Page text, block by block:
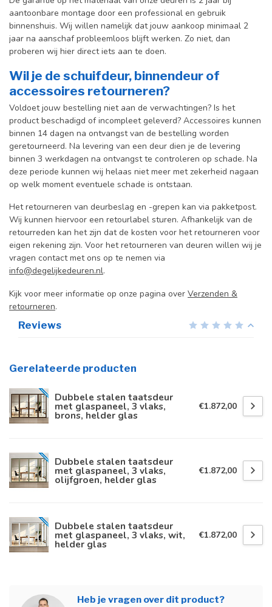
aantoonbare montage door een professional en gebruik
binnenshuis. Wij willen namelijk dat jouw aankoop minimaal 2
jaar na aanschaf probleemloos blijft werken. Zo niet, dan
proberen wij hier direct iets aan te doen.
Wil je de schuifdeur, binnendeur of
accessoires retourneren?
Voldoet jouw bestelling niet aan de verwachtingen? Is het
product beschadigd of incompleet geleverd? Accessoires kunnen
binnen 14 dagen na ontvangst van de bestelling worden
geretourneerd. Na levering van een deur dien je de levering
binnen 3 werkdagen na ontvangst te controleren op schade. Na
deze periode kunnen wij helaas niet meer met zekerheid nagaan
op welk moment eventuele schade is ontstaan.
Het retourneren van deurbeslag en -grepen kan via pakketpost.
Wij kunnen hiervoor een retourlabel sturen. Afhankelijk van de
retourreden kan het zijn dat de kosten voor het retourneren voor
eigen rekening zijn. Voor het retourneren van deuren willen wij je
vragen contact met ons op te nemen via
info@degelijkedeuren.nl.
Kijk voor meer informatie op onze pagina over Verzenden &
retourneren.
Reviews
Gerelateerde producten
Dubbele stalen taatsdeur
met glaspaneel, 3 vlaks,
brons, helder glas
€1.872,00
Dubbele stalen taatsdeur
met glaspaneel, 3 vlaks,
olijfgroen, helder glas
€1.872,00
Dubbele stalen taatsdeur
met glaspaneel, 3 vlaks, wit,
helder glas
€1.872,00
Heb je vragen over dit product?